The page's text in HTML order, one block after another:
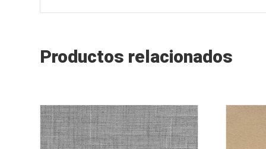
Productos relacionados